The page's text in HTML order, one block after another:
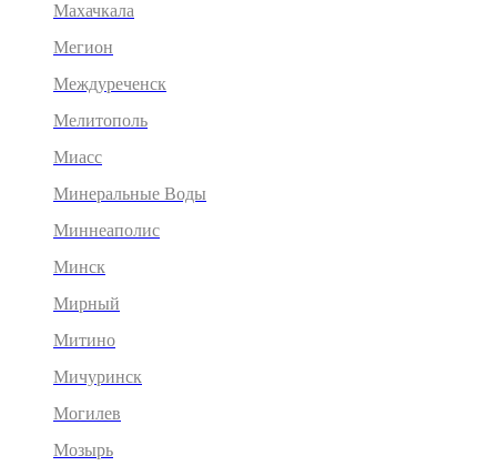
Махачкала
Мегион
Междуреченск
Мелитополь
Миасс
Минеральные Воды
Миннеаполис
Минск
Мирный
Митино
Мичуринск
Могилев
Мозырь